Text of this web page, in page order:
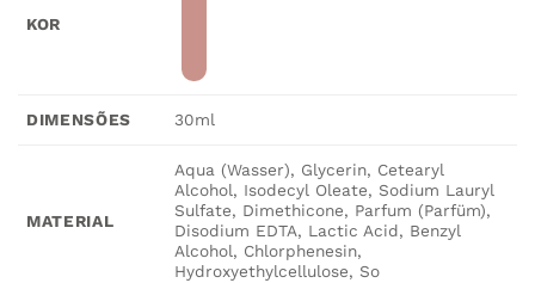
KOR
DIMENSÕES 30ml
MATERIAL
Aqua (Wasser), Glycerin, Cetearyl
Alcohol, Isodecyl Oleate, Sodium Lauryl
Sulfate, Dimethicone, Parfum (Parfüm),
Disodium EDTA, Lactic Acid, Benzyl
Alcohol, Chlorphenesin,
Hydroxyethylcellulose, So